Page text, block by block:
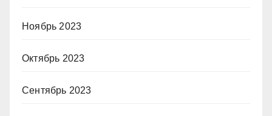
Ноябрь 2023
Октябрь 2023
Сентябрь 2023